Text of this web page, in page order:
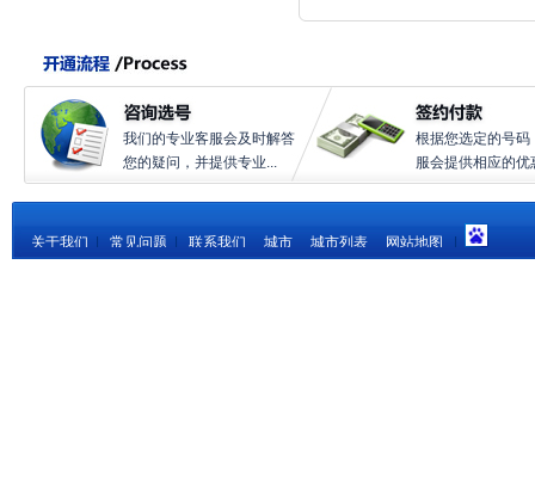
我们的专业客服会及时解答
您的疑问，并提供专业...
根据您选定的号码
服会提供相应的优
关于我们 常见问题 联系我们 城市 城市列表 网站地图